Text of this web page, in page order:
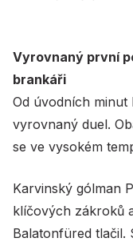
Vyrovnaný první
brankáři
Od úvodních minut
vyrovnaný duel.
se ve vysokém
Karvinský gólman
klíčových zákroků
Balatonfüred tlačil.